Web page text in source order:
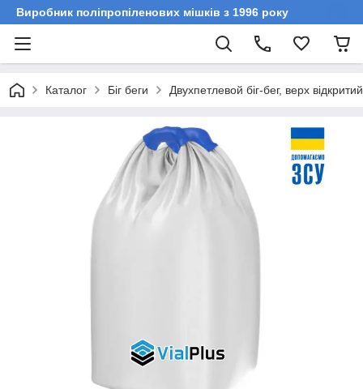
Виробник поліпропіленових мішків з 1996 року
Каталог Біг беги Двухпетлевой біг-бег, верх